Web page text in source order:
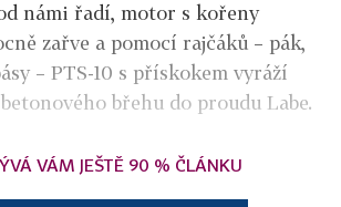
námi řadí, motor s kořeny
zařve a pomocí rajčáků – pák,
– PTS-10 s přískokem vyráží
břehu do proudu Labe.
VÁM JEŠTĚ 90 % ČLÁNKU